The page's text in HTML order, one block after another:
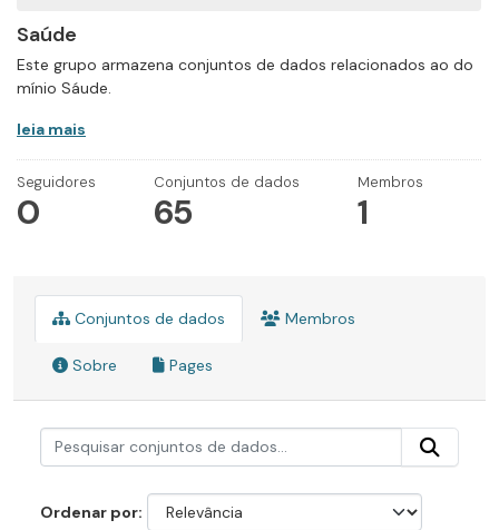
Saúde
Este grupo armazena conjuntos de dados relacionados ao do
mínio Sáude.
leia mais
Seguidores
0
Conjuntos de dados
65
Membros
1
Conjuntos de dados Membros
Sobre Pages
Ordenar por